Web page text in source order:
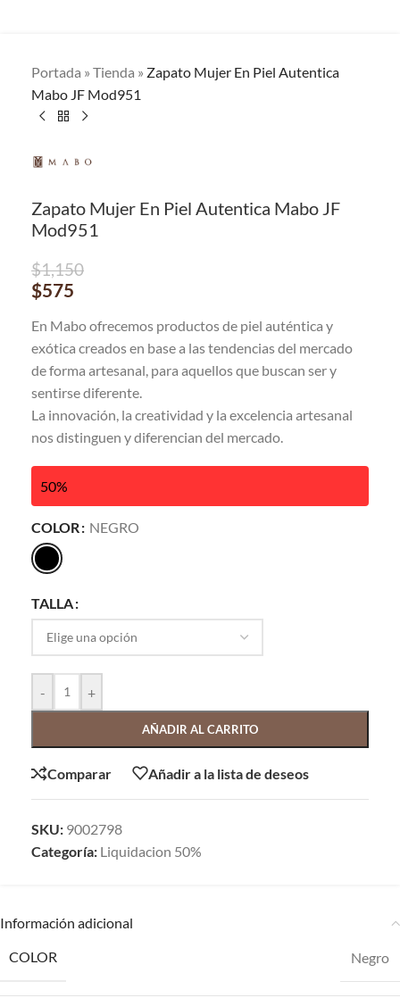
Portada » Tienda » Zapato Mujer En Piel Autentica
Mabo JF Mod951
Zapato Mujer En Piel Autentica Mabo JF
Mod951
$1,150
$575
En Mabo ofrecemos productos de piel auténtica y
exótica creados en base a las tendencias del mercado
de forma artesanal, para aquellos que buscan ser y
sentirse diferente.
La innovación, la creatividad y la excelencia artesanal
nos distinguen y diferencian del mercado.
50%
COLOR NEGRO
TALLA
- +
AÑADIR AL CARRITO
Comparar Añadir a la lista de deseos
SKU: 9002798
Categoría: Liquidacion 50%
Información adicional
COLOR
Negro